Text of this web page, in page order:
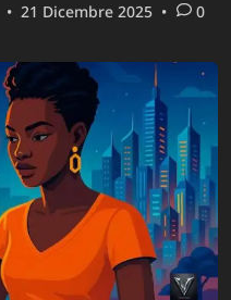
• 21 Dicembre 2025 • 0